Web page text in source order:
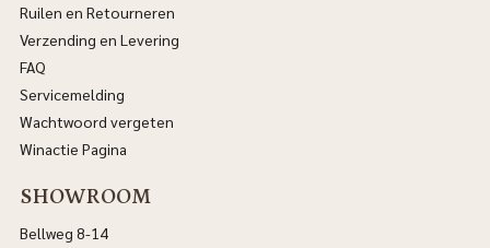
Ruilen en Retourneren
Verzending en Levering
FAQ
Servicemelding
Wachtwoord vergeten
Winactie Pagina
SHOWROOM
Bellweg 8-14